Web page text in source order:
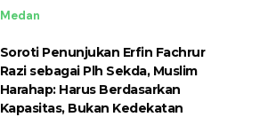
Medan
Soroti Penunjukan Erfin Fachrur
Razi sebagai Plh Sekda, Muslim
Harahap: Harus Berdasarkan
Kapasitas, Bukan Kedekatan